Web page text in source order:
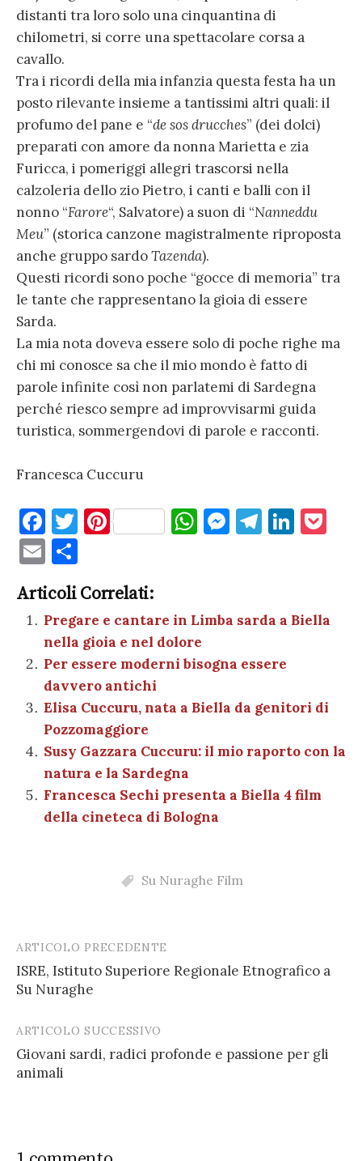
distanti tra loro solo una cinquantina di
chilometri, si corre una spettacolare corsa a
cavallo.
Tra i ricordi della mia infanzia questa festa ha un
posto rilevante insieme a tantissimi altri quali: il
profumo del pane e “de sos drucches” (dei dolci)
preparati con amore da nonna Marietta e zia
Furicca, i pomeriggi allegri trascorsi nella
calzoleria dello zio Pietro, i canti e balli con il
nonno “Farore“, Salvatore) a suon di “Nanneddu
Meu” (storica canzone magistralmente riproposta
anche gruppo sardoTazenda).
Questi ricordi sono poche “gocce di memoria” tra
le tante che rappresentano la gioia di essere
Sarda.
La mia nota doveva essere solo di poche righe ma
chi mi conosce sa che il mio mondo è fatto di
parole infinite così non parlatemi di Sardegna
perché riesco sempre ad improvvisarmi guida
turistica, sommergendovi di parole e racconti.
Francesca Cuccuru
F
a
c
e
b
o
o
k
T
te
r
Pi
es
t
W
A
p
p
M
g
T
a
Li
dI et
E
m
ai
l
n
di
vi
di
Articoli Correlati:
Pregare e cantare in Limba sarda a Biella
nella gioia e nel dolore
Per essere moderni bisogna essere
davvero antichi
Elisa Cuccuru, nata a Biella da genitori di
Pozzomaggiore
Susy Gazzara Cuccuru: il mio raporto con la
natura e la Sardegna
Francesca Sechi presenta a Biella 4 film
della cineteca di Bologna
Su Nuraghe Film
Post
navigation
ARTICOLO PRECEDENTE
ISRE, Istituto Superiore Regionale Etnografico a
Su Nuraghe
ARTICOLO SUCCESSIVO
Giovani sardi, radici profonde e passione per gli
animali